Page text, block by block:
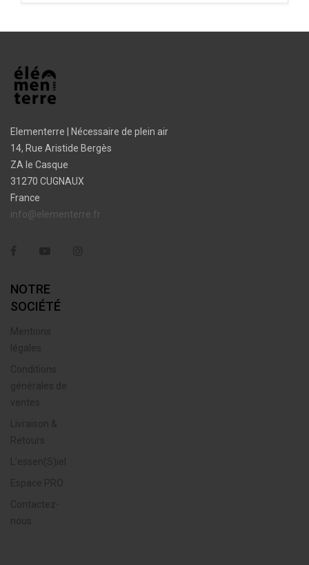
Elementerre | Nécessaire de plein air
14, Rue Aristide Bergès
ZA le Casque
31270 CUGNAUX
France
info@elementerre.fr
NOTRE
SOCIÉTÉ